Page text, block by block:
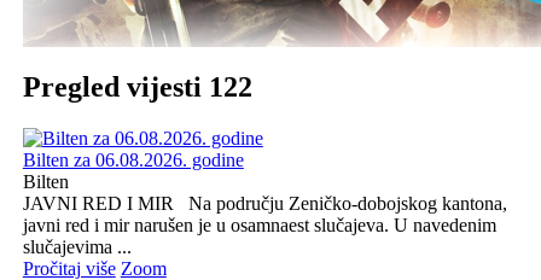
Pregled vijesti 122
Bilten za 06.08.2026. godine
Bilten
JAVNI RED I MIR Na području Zeničko-dobojskog kantona,
javni red i mir narušen je u osamnaest slučajeva. U navedenim
slučajevima ...
Pročitaj više Zoom